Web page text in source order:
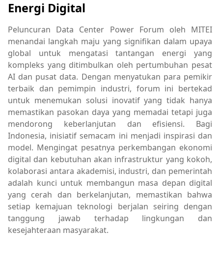
Energi Digital
Peluncuran Data Center Power Forum oleh MITEI
menandai langkah maju yang signifikan dalam upaya
global untuk mengatasi tantangan energi yang
kompleks yang ditimbulkan oleh pertumbuhan pesat
AI dan pusat data. Dengan menyatukan para pemikir
terbaik dan pemimpin industri, forum ini bertekad
untuk menemukan solusi inovatif yang tidak hanya
memastikan pasokan daya yang memadai tetapi juga
mendorong keberlanjutan dan efisiensi. Bagi
Indonesia, inisiatif semacam ini menjadi inspirasi dan
model. Mengingat pesatnya perkembangan ekonomi
digital dan kebutuhan akan infrastruktur yang kokoh,
kolaborasi antara akademisi, industri, dan pemerintah
adalah kunci untuk membangun masa depan digital
yang cerah dan berkelanjutan, memastikan bahwa
setiap kemajuan teknologi berjalan seiring dengan
tanggung jawab terhadap lingkungan dan
kesejahteraan masyarakat.